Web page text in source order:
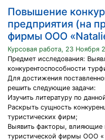
Повышение
предприятия (на
фирмы ООО
Курсовая работа, 23 Ноября
Предмет исследования:
конкурентоспособности
Для достижения
решить следующие задачи:
Изучить литературу по
Раскрыть сущность
туристических фирм;
Выявить факторы, влияющие
туристической фирмы ООО «